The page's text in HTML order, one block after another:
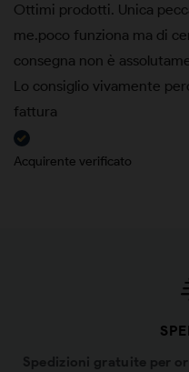
Ottimi prodotti. Unica
me.poco funziona ma di
consegna non è
Lo consiglio vivamente
fattura
Acquirente verificato
Spedizioni gratuite per